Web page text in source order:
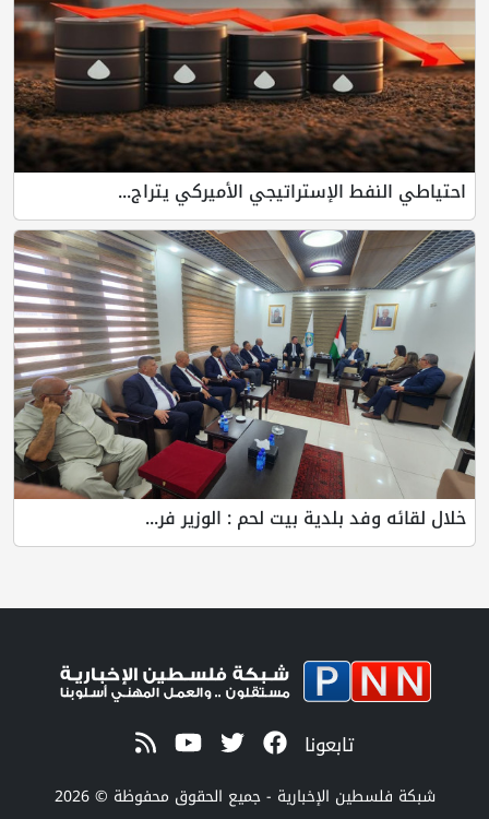
احتياطي النفط الإستراتيجي الأميركي يتراج...
خلال لقائه وفد بلدية بيت لحم : الوزير فر...
تابعونا
شبكة فلسطين الإخبارية - جميع الحقوق محفوظة © 2026